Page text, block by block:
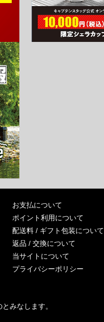
お支払について
ポイント利用について
配送料 / ギフト包装について
返品 / 交換について
当サイトについて
プライバシーポリシー
お問い合わせ
みなします。